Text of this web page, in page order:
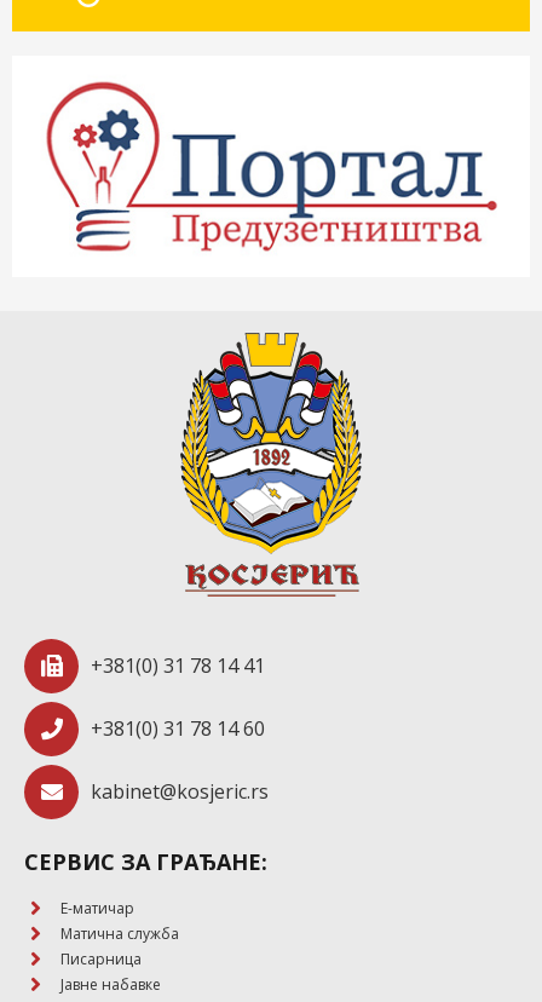
+381(0) 31 78 14 41
+381(0) 31 78 14 60
kabinet@kosjeric.rs
СЕРВИС ЗА ГРАЂАНЕ:
E-матичар
Матична служба
Писарница
Јавне набавке